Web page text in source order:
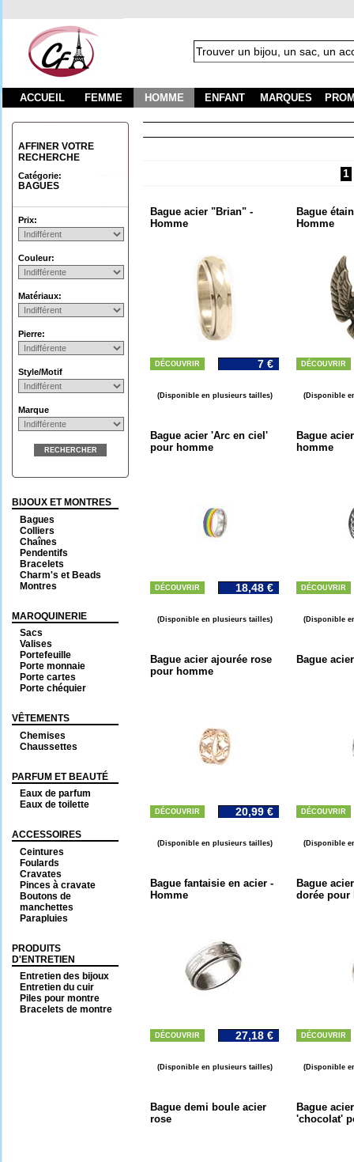
ACCUEIL FEMME HOMME ENFANT MARQUES
AFFINER VOTRE
RECHERCHE
Catégorie:
BAGUES
Prix:
Couleur:
Matériaux:
Pierre:
Style/Motif
Marque
RECHERCHER
BIJOUX ET MONTRES
Bagues
Colliers
Chaînes
Pendentifs
Bracelets
Charm's et Beads
Montres
MAROQUINERIE
Sacs
Valises
Portefeuille
Porte monnaie
Porte cartes
Porte chéquier
VÊTEMENTS
Chemises
Chaussettes
PARFUM ET BEAUTÉ
Eaux de parfum
Eaux de toilette
ACCESSOIRES
Ceintures
Foulards
Cravates
Pinces à cravate
Boutons de
manchettes
Parapluies
PRODUITS
D'ENTRETIEN
Entretien des bijoux
Entretien du cuir
Piles pour montre
Bracelets de montre
1
Bague acier "Brian" -
Homme
DÉCOUVRIR 7 €
(Disponible en plusieurs tailles)
Bague
Homme
DÉCOUVRIR
(Disponible
Bague acier 'Arc en ciel'
pour homme
DÉCOUVRIR 18,48 €
(Disponible en plusieurs tailles)
Bague
homme
DÉCOUVRIR
(Disponible
Bague acier ajourée rose
pour homme
DÉCOUVRIR 20,99 €
(Disponible en plusieurs tailles)
Bague
DÉCOUVRIR
(Disponible
Bague fantaisie en acier -
Homme
DÉCOUVRIR 27,18 €
(Disponible en plusieurs tailles)
Bague
dorée pour
DÉCOUVRIR
(Disponible
Bague demi boule acier
rose
Bague
'chocolat'